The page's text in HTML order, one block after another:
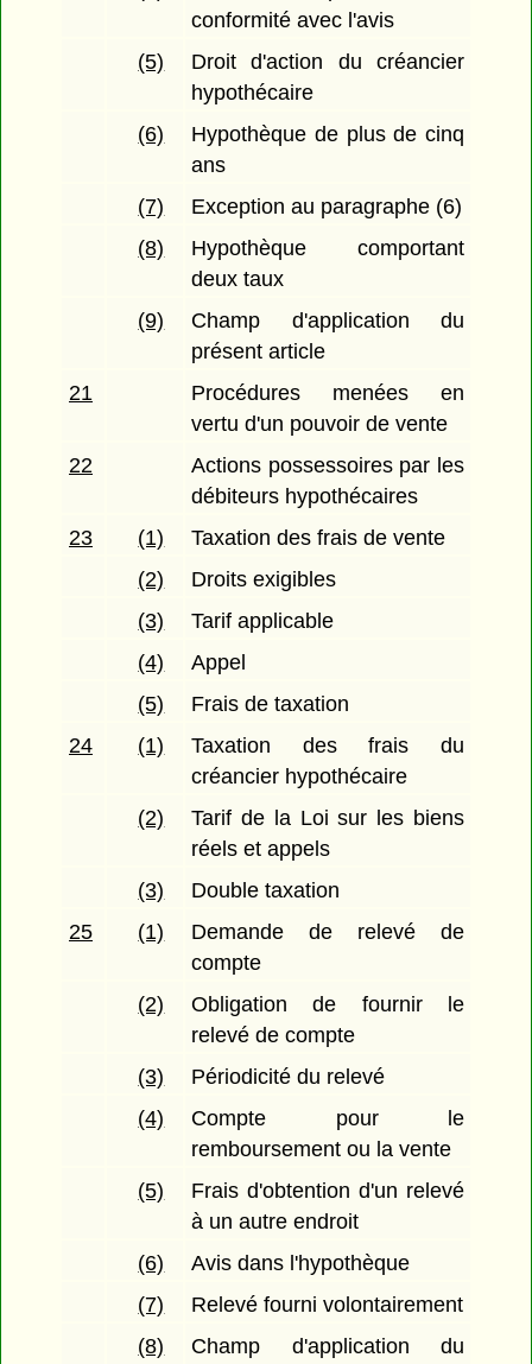
conformité avec l'avis
(5)
Droit d'action du créancier
hypothécaire
(6)
Hypothèque de plus de cinq
ans
(7)
Exception au paragraphe (6)
(8)
Hypothèque comportant
deux taux
(9)
Champ d'application du
présent article
21
Procédures menées en
vertu d'un pouvoir de vente
22
Actions possessoires par les
débiteurs hypothécaires
23
(1)
Taxation des frais de vente
(2)
Droits exigibles
(3)
Tarif applicable
(4)
Appel
(5)
Frais de taxation
24
(1)
Taxation des frais du
créancier hypothécaire
(2)
Tarif de la Loi sur les biens
réels et appels
(3)
Double taxation
25
(1)
Demande de relevé de
compte
(2)
Obligation de fournir le
relevé de compte
(3)
Périodicité du relevé
(4)
Compte pour le
remboursement ou la vente
(5)
Frais d'obtention d'un relevé
à un autre endroit
(6)
Avis dans l'hypothèque
(7)
Relevé fourni volontairement
(8)
Champ d'application du